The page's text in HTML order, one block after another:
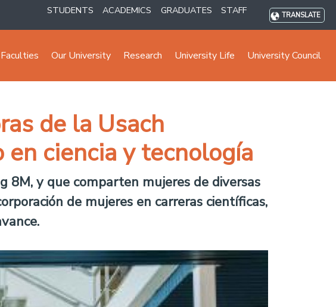
STUDENTS ACADEMICS GRADUATES STAFF TRANSLATE
Faculties Our University Research University Life University Council
de la Usach
ciencia y tecnología
8M, y que comparten mujeres de diversas
de mujeres en carreras científicas,